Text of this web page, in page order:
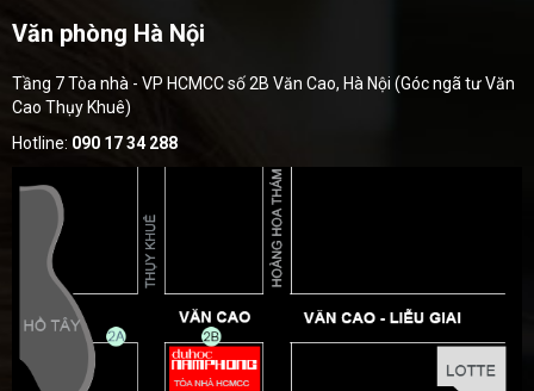
Văn phòng Hà Nội
Tầng 7 Tòa nhà - VP HCMCC số 2B Văn Cao, Hà Nội (Góc ngã tư Văn
Cao Thụy Khuê)
Hotline: 090 17 34 288